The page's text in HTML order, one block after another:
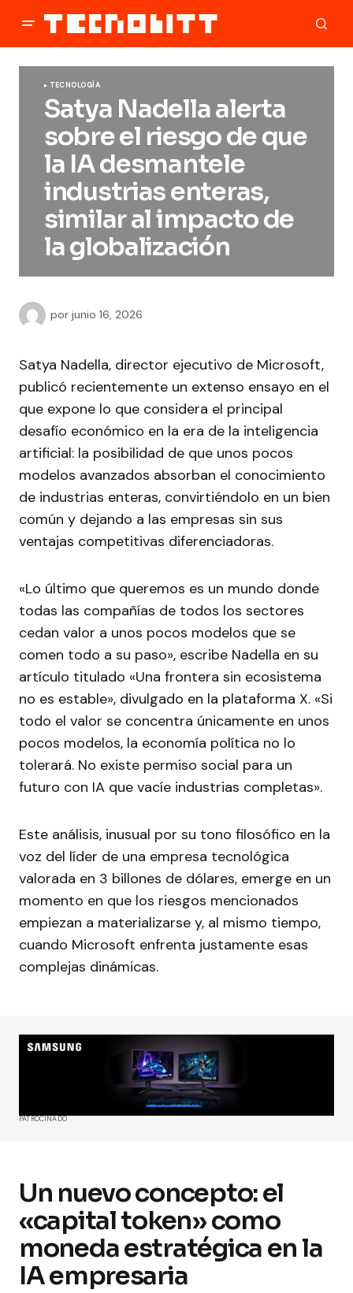
TECNOLOGÍA
Satya Nadella alerta
sobre el riesgo de que
la IA desmantele
industrias enteras,
similar al impacto de
la globalización
por junio 16, 2026
Satya Nadella, director ejecutivo de Microsoft,
publicó recientemente un extenso ensayo en el
que expone lo que considera el principal
desafío económico en la era de la inteligencia
artificial: la posibilidad de que unos pocos
modelos avanzados absorban el conocimiento
de industrias enteras, convirtiéndolo en un bien
común y dejando a las empresas sin sus
ventajas competitivas diferenciadoras.
«Lo último que queremos es un mundo donde
todas las compañías de todos los sectores
cedan valor a unos pocos modelos que se
comen todo a su paso», escribe Nadella en su
artículo titulado «Una frontera sin ecosistema
no es estable», divulgado en la plataforma X. «Si
todo el valor se concentra únicamente en unos
pocos modelos, la economía política no lo
tolerará. No existe permiso social para un
futuro con IA que vacíe industrias completas».
Este análisis, inusual por su tono filosófico en la
voz del líder de una empresa tecnológica
valorada en 3 billones de dólares, emerge en un
momento en que los riesgos mencionados
empiezan a materializarse y, al mismo tiempo,
cuando Microsoft enfrenta justamente esas
complejas dinámicas.
PATROCINADO
Un nuevo concepto: el
«capital token» como
moneda estratégica en la
IA empresaria